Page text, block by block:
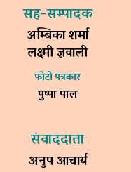
सह–सम्पादक
अम्बिका शर्मा
लक्ष्मी ज्ञवाली
फोटो पत्रकार
पुष्पा पाल
संवाददाता
अनुप आचार्य